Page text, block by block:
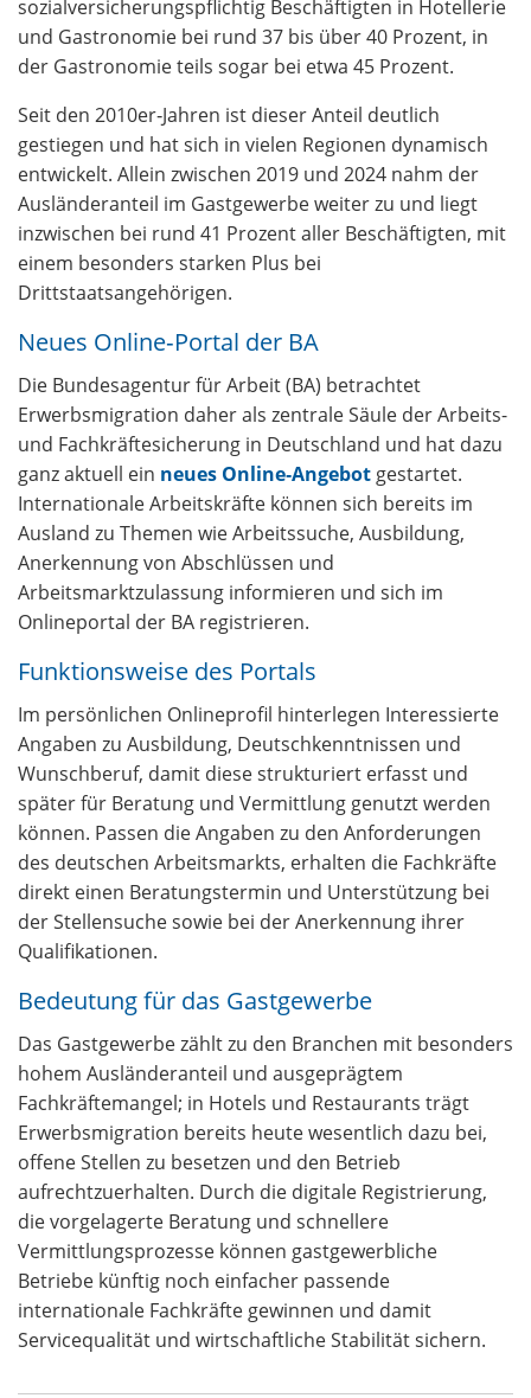
sozialversicherungspflichtig Beschäftigten in Hotellerie
und Gastronomie bei rund 37 bis über 40 Prozent, in
der Gastronomie teils sogar bei etwa 45 Prozent.
Seit den 2010er‑Jahren ist dieser Anteil deutlich
gestiegen und hat sich in vielen Regionen dynamisch
entwickelt. Allein zwischen 2019 und 2024 nahm der
Ausländeranteil im Gastgewerbe weiter zu und liegt
inzwischen bei rund 41 Prozent aller Beschäftigten, mit
einem besonders starken Plus bei
Drittstaatsangehörigen.
Neues Online‑Portal der BA
Die Bundesagentur für Arbeit (BA) betrachtet
Erwerbsmigration daher als zentrale Säule der Arbeits-
und Fachkräftesicherung in Deutschland und hat dazu
ganz aktuell ein neues Online‑Angebot gestartet.
Internationale Arbeitskräfte können sich bereits im
Ausland zu Themen wie Arbeitssuche, Ausbildung,
Anerkennung von Abschlüssen und
Arbeitsmarktzulassung informieren und sich im
Onlineportal der BA registrieren.
Funktionsweise des Portals
Im persönlichen Onlineprofil hinterlegen Interessierte
Angaben zu Ausbildung, Deutschkenntnissen und
Wunschberuf, damit diese strukturiert erfasst und
später für Beratung und Vermittlung genutzt werden
können. Passen die Angaben zu den Anforderungen
des deutschen Arbeitsmarkts, erhalten die Fachkräfte
direkt einen Beratungstermin und Unterstützung bei
der Stellensuche sowie bei der Anerkennung ihrer
Qualifikationen.
Bedeutung für das Gastgewerbe
Das Gastgewerbe zählt zu den Branchen mit besonders
hohem Ausländeranteil und ausgeprägtem
Fachkräftemangel; in Hotels und Restaurants trägt
Erwerbsmigration bereits heute wesentlich dazu bei,
offene Stellen zu besetzen und den Betrieb
aufrechtzuerhalten. Durch die digitale Registrierung,
die vorgelagerte Beratung und schnellere
Vermittlungsprozesse können gastgewerbliche
Betriebe künftig noch einfacher passende
internationale Fachkräfte gewinnen und damit
Servicequalität und wirtschaftliche Stabilität sichern.